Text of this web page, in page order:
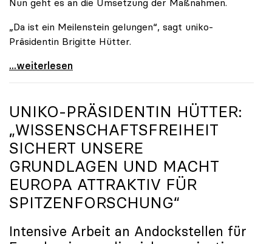
Nun geht es an die Umsetzung der Maßnahmen.
„Da ist ein Meilenstein gelungen“, sagt uniko-
Präsidentin Brigitte Hütter.
Universitäten wappnen sich gegen zunehmende Gefahr
...weiterlesen
UNIKO-PRÄSIDENTIN HÜTTER:
„WISSENSCHAFTSFREIHEIT
SICHERT UNSERE
GRUNDLAGEN UND MACHT
EUROPA ATTRAKTIV FÜR
SPITZENFORSCHUNG“
Intensive Arbeit an Andockstellen für